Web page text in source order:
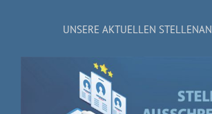
UNSERE AKTUELLEN